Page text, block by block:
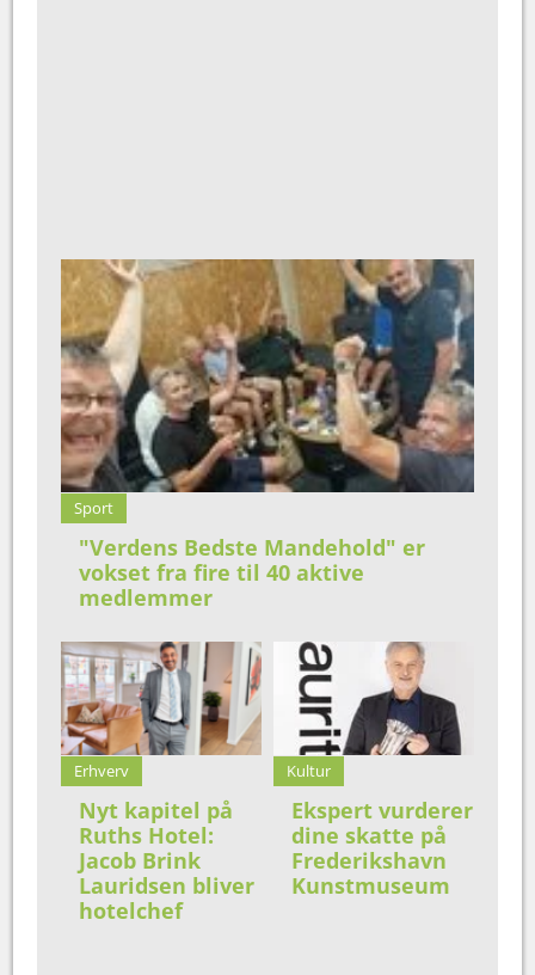
Sport
"Verdens Bedste Mandehold" er
vokset fra fire til 40 aktive
medlemmer
Erhverv
Nyt kapitel på
Ruths Hotel:
Jacob Brink
Lauridsen bliver
hotelchef
Kultur
Ekspert vurderer
dine skatte på
Frederikshavn
Kunstmuseum